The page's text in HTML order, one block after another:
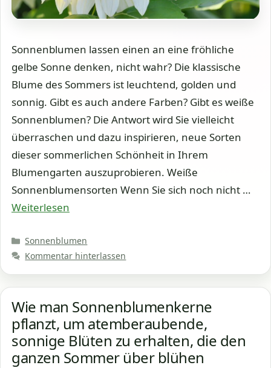
Sonnenblumen lassen einen an eine fröhliche
gelbe Sonne denken, nicht wahr? Die klassische
Blume des Sommers ist leuchtend, golden und
sonnig. Gibt es auch andere Farben? Gibt es weiße
Sonnenblumen? Die Antwort wird Sie vielleicht
überraschen und dazu inspirieren, neue Sorten
dieser sommerlichen Schönheit in Ihrem
Blumengarten auszuprobieren. Weiße
Sonnenblumensorten Wenn Sie sich noch nicht …
Weiterlesen
Kategorien
Sonnenblumen
Kommentar hinterlassen
Wie man Sonnenblumenkerne
pflanzt, um atemberaubende,
sonnige Blüten zu erhalten, die den
ganzen Sommer über blühen